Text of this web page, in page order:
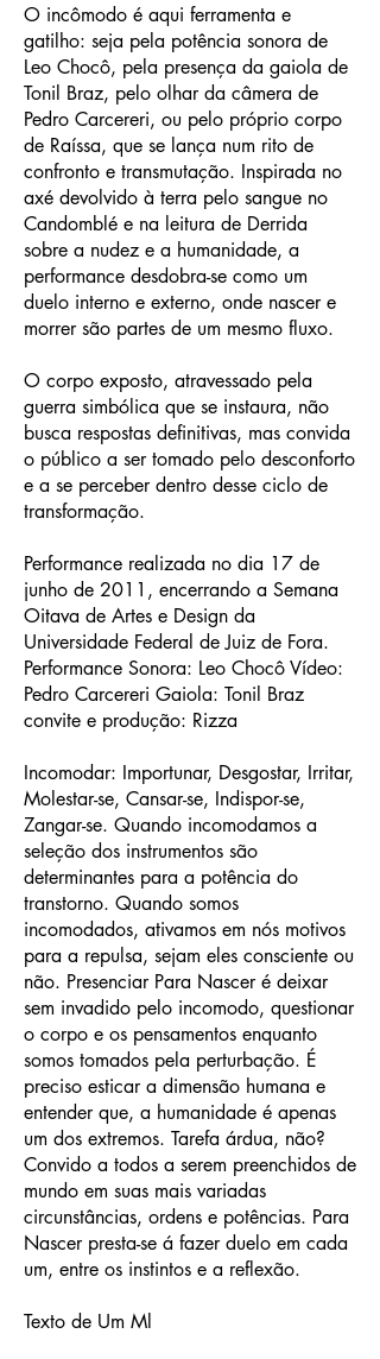
O incômodo é aqui ferramenta e
gatilho: seja pela potência sonora de
Leo Chocô, pela presença da gaiola de
Tonil Braz, pelo olhar da câmera de
Pedro Carcereri, ou pelo próprio corpo
de Raíssa, que se lança num rito de
confronto e transmutação. Inspirada no
axé devolvido à terra pelo sangue no
Candomblé e na leitura de Derrida
sobre a nudez e a humanidade, a
performance desdobra-se como um
duelo interno e externo, onde nascer e
morrer são partes de um mesmo fluxo.
O corpo exposto, atravessado pela
guerra simbólica que se instaura, não
busca respostas definitivas, mas convida
o público a ser tomado pelo desconforto
e a se perceber dentro desse ciclo de
transformação.
Performance realizada no dia 17 de
junho de 2011, encerrando a Semana
Oitava de Artes e Design da
Universidade Federal de Juiz de Fora.
Performance Sonora: Leo Chocô Vídeo:
Pedro Carcereri Gaiola: Tonil Braz
convite e produção: Rizza
Incomodar: Importunar, Desgostar, Irritar,
Molestar-se, Cansar-se, Indispor-se,
Zangar-se. Quando incomodamos a
seleção dos instrumentos são
determinantes para a potência do
transtorno. Quando somos
incomodados, ativamos em nós motivos
para a repulsa, sejam eles consciente ou
não. Presenciar Para Nascer é deixar
sem invadido pelo incomodo, questionar
o corpo e os pensamentos enquanto
somos tomados pela perturbação. É
preciso esticar a dimensão humana e
entender que, a humanidade é apenas
um dos extremos. Tarefa árdua, não?
Convido a todos a serem preenchidos de
mundo em suas mais variadas
circunstâncias, ordens e potências. Para
Nascer presta-se á fazer duelo em cada
um, entre os instintos e a reflexão.
Texto de Um Ml